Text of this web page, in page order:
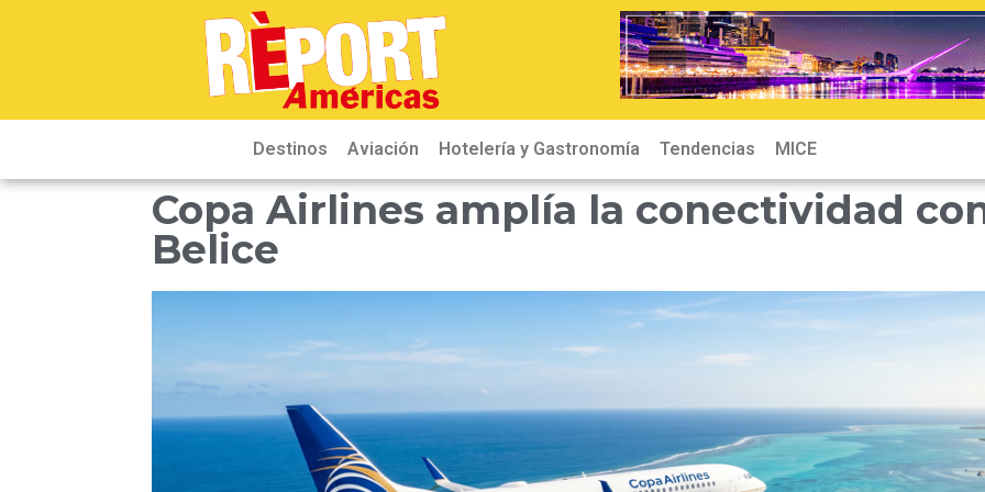
Destinos Aviación Hotelería y Gastronomía Tendencias MICE
Copa Airlines amplía la conectividad
Belice